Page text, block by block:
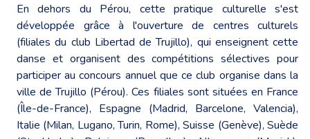
En dehors du Pérou, cette pratique culturelle s'est
développée grâce à l'ouverture de centres culturels
(filiales du club Libertad de Trujillo), qui enseignent cette
danse et organisent des compétitions sélectives pour
participer au concours annuel que ce club organise dans la
ville de Trujillo (Pérou). Ces filiales sont situées en France
(Île-de-France), Espagne (Madrid, Barcelone, Valencia),
Italie (Milan, Lugano, Turin, Rome), Suisse (Genève), Suède